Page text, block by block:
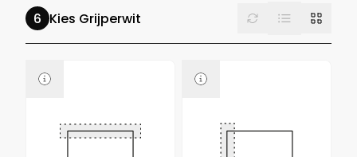
Kies Grijperwit Reset List Grid